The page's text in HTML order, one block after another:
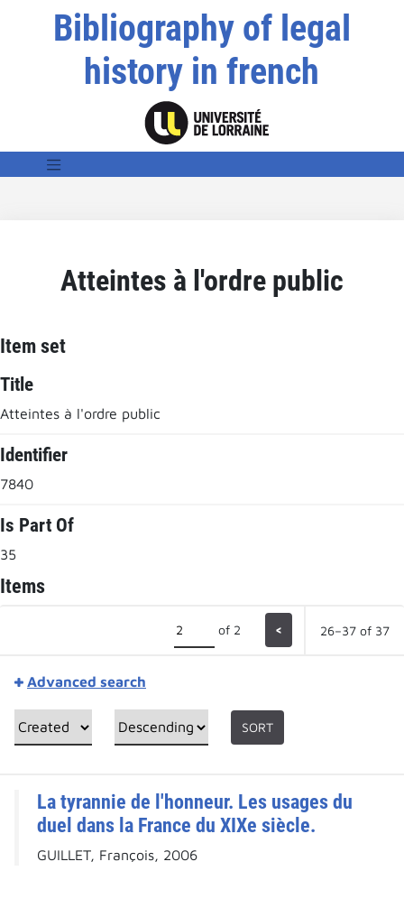
Bibliography of legal
history in french
Atteintes à l'ordre public
Item set
Title
Atteintes à l'ordre public
Identifier
7840
Is Part Of
35
Items
of 2 < 26–37 of 37
Advanced search
SORT
La tyrannie de l'honneur. Les usages du
duel dans la France du XIXe siècle.
GUILLET, François, 2006